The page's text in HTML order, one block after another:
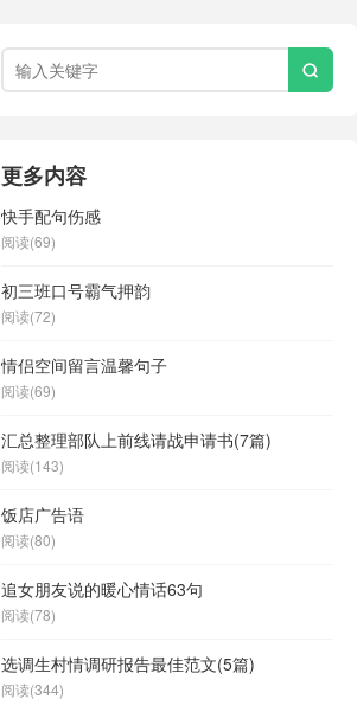

更多内容
快手配句伤感
阅读(69)
初三班口号霸气押韵
阅读(72)
情侣空间留言温馨句子
阅读(69)
汇总整理部队上前线请战申请书(7篇)
阅读(143)
饭店广告语
阅读(80)
追女朋友说的暖心情话63句
阅读(78)
选调生村情调研报告最佳范文(5篇)
阅读(344)